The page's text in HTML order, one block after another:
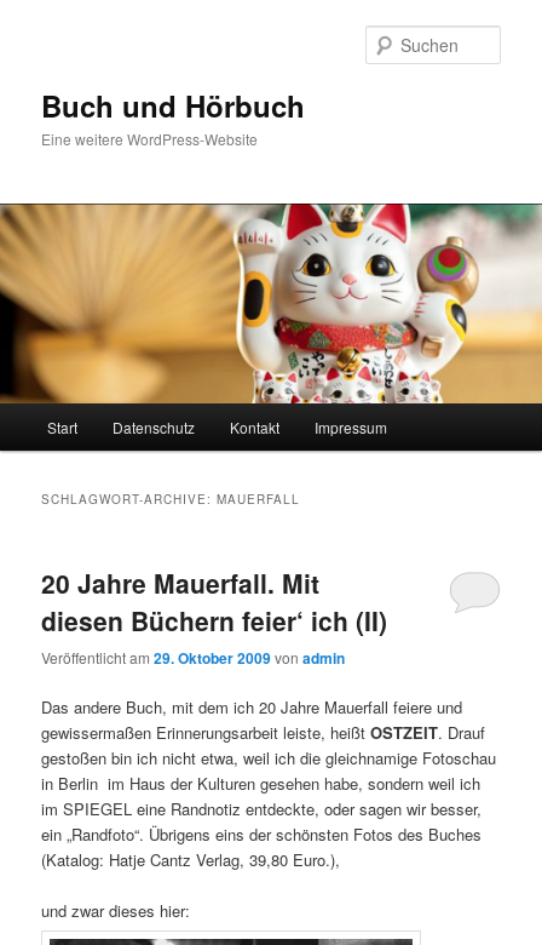
Buch und Hörbuch
Eine weitere WordPress-Website
Start Datenschutz Kontakt Impressum
SCHLAGWORT-ARCHIVE:MAUERFALL
20 Jahre Mauerfall. Mit
diesen Büchern feier‘ ich (II)
Veröffentlicht am29. Oktober 2009vonadmin
Das andere Buch, mit dem ich 20 Jahre Mauerfall feiere und
gewissermaßen Erinnerungsarbeit leiste, heißtOSTZEIT. Drauf
gestoßen bin ich nicht etwa, weil ich die gleichnamige Fotoschau
in Berlin im Haus der Kulturen gesehen habe, sondern weil ich
im SPIEGEL eine Randnotiz entdeckte, oder sagen wir besser,
ein „Randfoto“. Übrigens eins der schönsten Fotos des Buches
(Katalog: Hatje Cantz Verlag, 39,80 Euro.),
und zwar dieses hier: